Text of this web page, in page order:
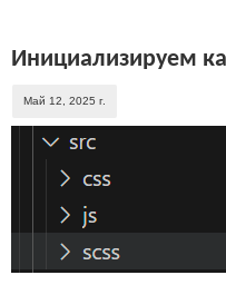
Инициализируем
Май 12, 2025 г.